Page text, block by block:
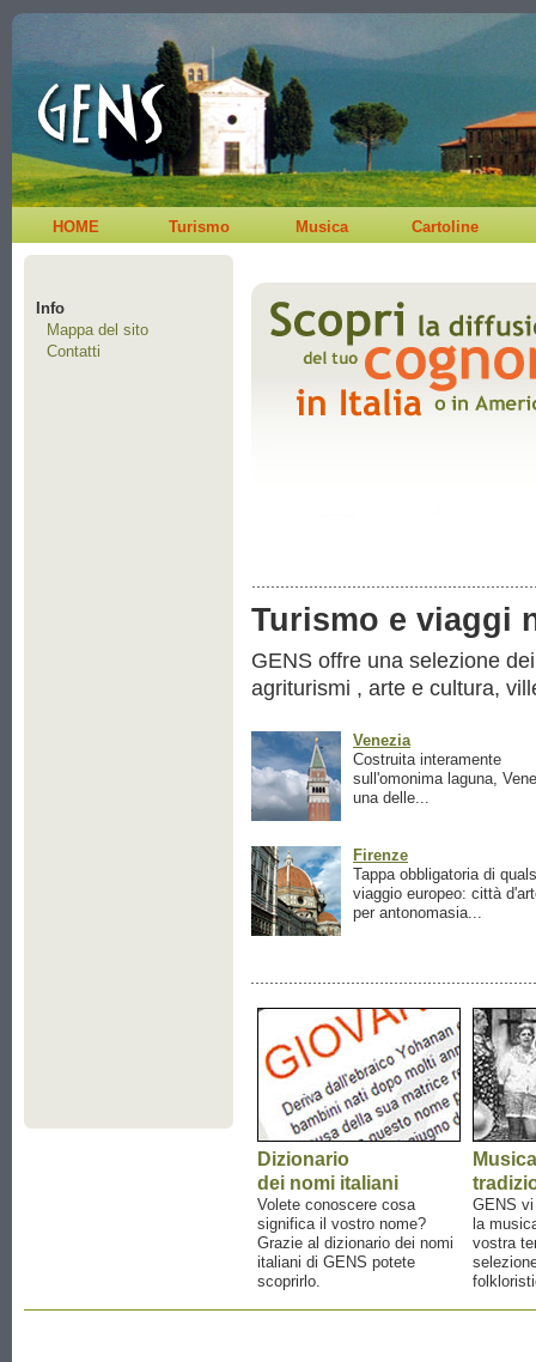
HOME Turismo Musica Cartoline
Info
Mappa del sito
Contatti
Turismo e viaggi
GENS offre una selezione
agriturismi , arte e cultura,
Venezia
Costruita interamente
sull'omonima laguna,
una delle...
Firenze
Tappa obbligatoria di
viaggio europeo: città
per antonomasia...
Dizionario
dei nomi italiani
Volete conoscere cosa
significa il vostro nome?
Grazie al dizionario dei nomi
italiani di GENS potete
scoprirlo.
Musica
GENS
la
vostra